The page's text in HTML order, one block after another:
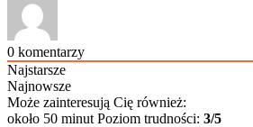
0 komentarzy
Najstarsze
Najnowsze
Może zainteresują Cię również:
około 50 minut Poziom trudności: 3/5